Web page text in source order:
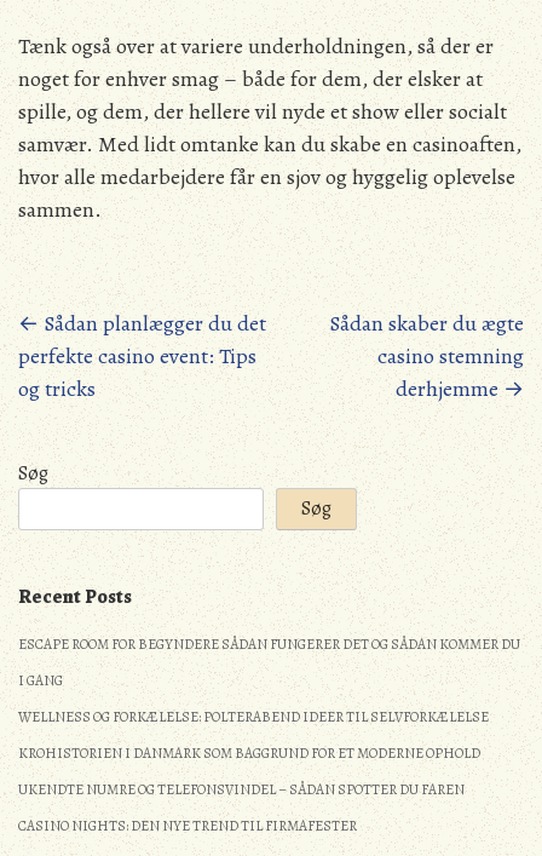
Tænk også over at variere underholdningen, så der er
noget for enhver smag – både for dem, der elsker at
spille, og dem, der hellere vil nyde et show eller socialt
samvær. Med lidt omtanke kan du skabe en casinoaften,
hvor alle medarbejdere får en sjov og hyggelig oplevelse
sammen.
Posts
navigation
← Sådan planlægger du det
perfekte casino event: Tips
og tricks
Sådan skaber du ægte
casino stemning
derhjemme→
Søg
Søg
Recent Posts
ESCAPE ROOM FOR BEGYNDERE SÅDAN FUNGERER DET OG SÅDAN KOMMER DU
I GANG
WELLNESS OG FORKÆLELSE: POLTERABEND IDEER TIL SELVFORKÆLELSE
KROHISTORIEN I DANMARK SOM BAGGRUND FOR ET MODERNE OPHOLD
UKENDTE NUMRE OG TELEFONSVINDEL – SÅDAN SPOTTER DU FAREN
CASINO NIGHTS: DEN NYE TREND TIL FIRMAFESTER